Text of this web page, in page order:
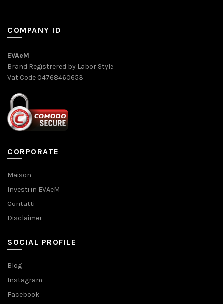
COMPANY ID
EVAeM
Brand Registrered by Labor Style
Vat Code 04768460653
CORPORATE
Maison
Investi in EVAeM
Contatti
Disclaimer
SOCIAL PROFILE
Blog
Instagram
Facebook